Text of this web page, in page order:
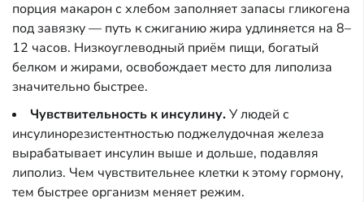
порция макарон с хлебом заполняет запасы гликогена
под завязку — путь к сжиганию жира удлиняется на 8–
12 часов. Низкоуглеводный приём пищи, богатый
белком и жирами, освобождает место для липолиза
значительно быстрее.
Чувствительность к инсулину.У людей с
инсулинорезистентностью поджелудочная железа
вырабатывает инсулин выше и дольше, подавляя
липолиз. Чем чувствительнее клетки к этому гормону,
тем быстрее организм меняет режим.